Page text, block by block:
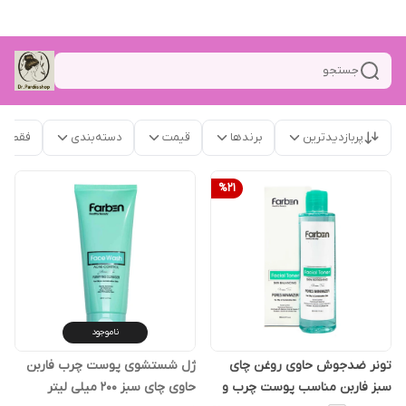
جستجو
پربازدیدترین برندها قیمت دسته‌بندی فقط
%21
تونر ضدجوش حاوی روغن چای
سبز فاربن مناسب پوست چرب و
ناموجود
ژل شستشوی پوست چرب فاربن
حاوی چای سبز 200 میلی لیتر